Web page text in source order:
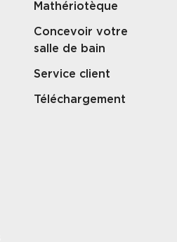
Mathériotèque
Concevoir votre
salle de bain
Service client
Téléchargement